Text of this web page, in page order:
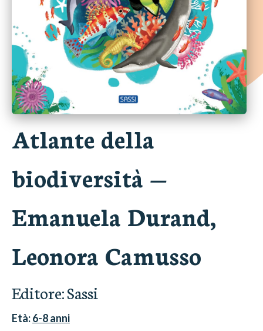
Atlante della
biodiversità —
Emanuela Durand,
Leonora Camusso
Editore:Sassi
Età:6-8anni